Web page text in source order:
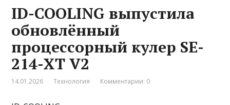
ID-COOLING выпустила
обновлённый
процессорный кулер SE-
214-XT V2
14.01.2026 Технология Комментарии: 0